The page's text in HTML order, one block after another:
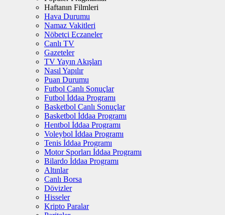
Haftanın Filmleri
Hava Durumu
Namaz Vakitleri
Nöbetçi Eczaneler
Canlı TV
Gazeteler
TV Yayın Akışları
Nasıl Yapılır
Puan Durumu
Futbol Canlı Sonuçlar
Futbol İddaa Programı
Basketbol Canlı Sonuçlar
Basketbol İddaa Programı
Hentbol İddaa Programı
Voleybol İddaa Programı
Tenis İddaa Programı
Motor Sporları İddaa Programı
Bilardo İddaa Programı
Altınlar
Canlı Borsa
Dövizler
Hisseler
Kripto Paralar